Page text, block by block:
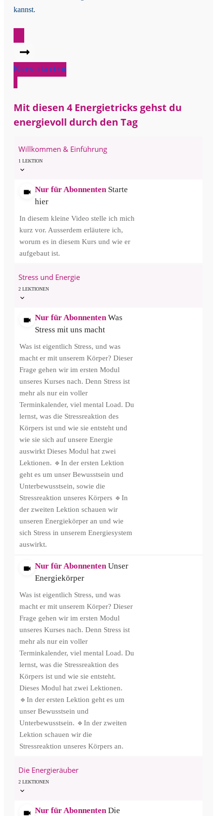
kannst.
Kurs starten
Mit diesen 4 Energietricks gehst du
energievoll durch den Tag
Willkommen & Einführung
1 LEKTION
Nur für Abonnenten Starte
hier
In diesem kleine Video stelle ich mich
kurz vor. Ausserdem erläutere ich,
worum es in diesem Kurs und wie er
aufgebaut ist.
Stress und Energie
2 LEKTIONEN
Nur für Abonnenten Was
Stress mit uns macht
Was ist eigentlich Stress, und was
macht er mit unserem Körper? Dieser
Frage gehen wir im ersten Modul
unseres Kurses nach. Denn Stress ist
mehr als nur ein voller
Terminkalender, viel mental Load. Du
lernst, was die Stressreaktion des
Körpers ist und wie sie entsteht und
wie sie sich auf unsere Energie
auswirkt Dieses Modul hat zwei
Lektionen. 🔹In der ersten Lektion
geht es um unser Bewusstsein und
Unterbewusstsein, sowie die
Stressreaktion unseres Körpers 🔹In
der zweiten Lektion schauen wir
unseren Energiekörper an und wie
sich Stress in unserem Energiesystem
auswirkt.
Nur für Abonnenten Unser
Energiekörper
Was ist eigentlich Stress, und was
macht er mit unserem Körper? Dieser
Frage gehen wir im ersten Modul
unseres Kurses nach. Denn Stress ist
mehr als nur ein voller
Terminkalender, viel mental Load. Du
lernst, was die Stressreaktion des
Körpers ist und wie sie entsteht.
Dieses Modul hat zwei Lektionen.
🔹In der ersten Lektion geht es um
unser Bewusstsein und
Unterbewusstsein. 🔹In der zweiten
Lektion schauen wir die
Stressreaktion unseres Körpers an.
Die Energieräuber
2 LEKTIONEN
Nur für Abonnenten Die